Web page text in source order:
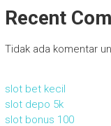
Recent
Tidak ada komentar
slot bet kecil
slot depo 5k
slot bonus 100